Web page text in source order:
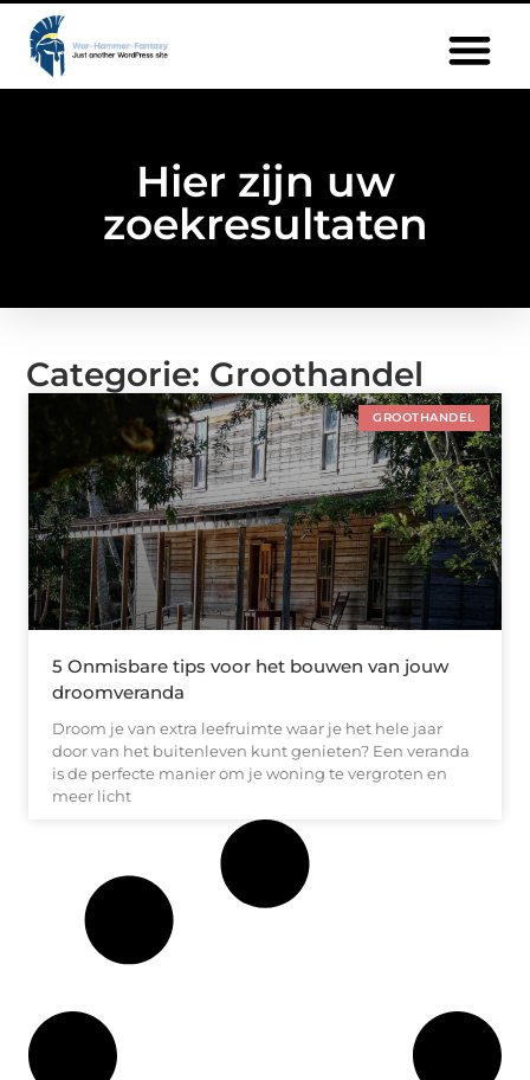
Hier zijn uw
zoekresultaten
Categorie: Groothandel
GROOTHANDEL
5 Onmisbare tips voor het bouwen van jouw
droomveranda
Droom je van extra leefruimte waar je het hele jaar
door van het buitenleven kunt genieten? Een veranda
is de perfecte manier om je woning te vergroten en
meer licht